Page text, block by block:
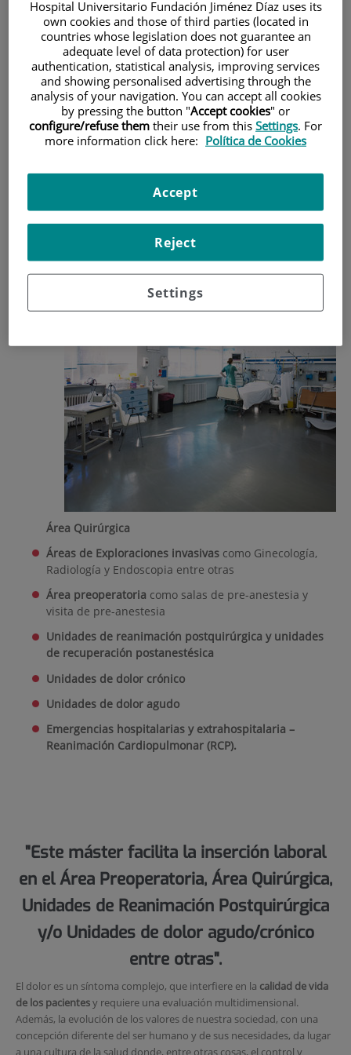
Interés académico y
profesional
Este Máster permite a losestudiantes desarrollar conocimientos y
aspectos profesionales relacionados con los cuidados en anestesia,
reanimación y control del dolor,conocimientos que inciden
directamente en laseguridad y bienestar de los pacientes,además
de mejorar lasposibilidades laboralesfacilitando la incorporación de
conocimientos que aporta este Máster:
Área Quirúrgica
Áreas de Exploracionesinvasivascomo Ginecología,
Radiología y Endoscopia entre otras
Área preoperatoria como salas de pre-anestesia y
visita de pre-anestesia
Unidades de reanimación postquirúrgica y unidades
de recuperación postanestésica
Unidades de dolor crónico
Unidades de dolor agudo
Emergencias hospitalarias y extrahospitalaria –
Reanimación Cardiopulmonar (RCP).
"Este máster facilita la inserción laboral
en el Área Preoperatoria, Área Quirúrgica,
Unidades de Reanimación Postquirúrgica
y/o Unidades de dolor agudo/crónico
entre otras".
El dolor es un síntoma complejo, que interfiere en la calidad de vida
de los pacientesy requiere una evaluación multidimensional.
Además, la evolución de los valores de nuestra sociedad, con una
concepción diferente del ser humano y de sus necesidades, da lugar
a una cultura de la salud donde, entre otras cosas, el control y
Hospital Universitario Fundación Jiménez Díaz uses its
own cookies and those of third parties (located in
countries whose legislation does not guarantee an
adequate level of data protection) for user
authentication, statistical analysis, improving services
and showing personalised advertising through the
analysis of your navigation. You can accept all cookies
by pressing the button "Accept cookies" or
configure/refuse them their use from this Settings. For
more information click here: Política de Cookies
Settings
Reject
Accept